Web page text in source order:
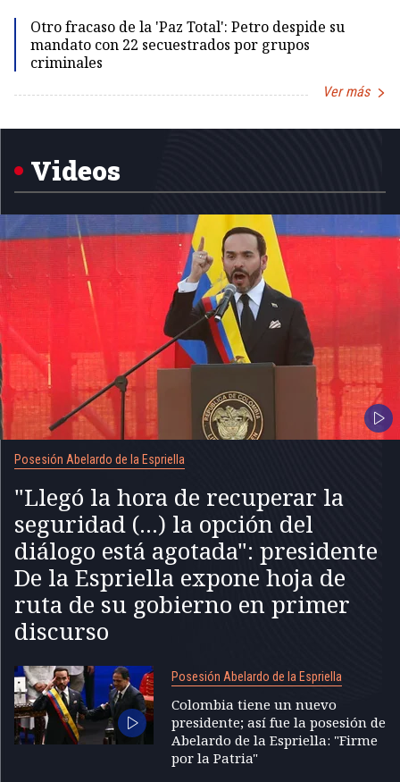
Otro fracaso de la 'Paz Total': Petro despide su
mandato con 22 secuestrados por grupos
criminales
Ver más
Videos
Posesión Abelardo de la Espriella
"Llegó la hora de recuperar la
seguridad (...) la opción del
diálogo está agotada": presidente
De la Espriella expone hoja de
ruta de su gobierno en primer
discurso
Posesión Abelardo de la Espriella
Colombia tiene un nuevo
presidente; así fue la posesión de
Abelardo de la Espriella: "Firme
por la Patria"